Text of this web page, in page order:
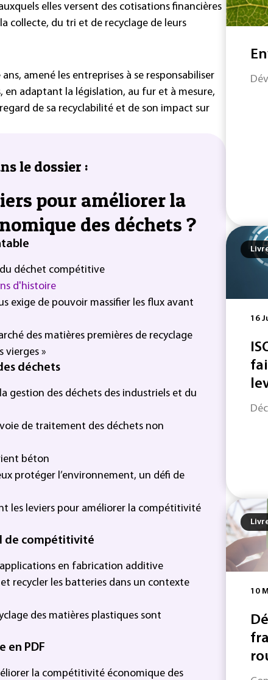
elles versent des cotisations financières
collecte, du tri et de recyclage de leurs
amené les entreprises à se responsabiliser
en adaptant la législation, au fur et à mesure,
de sa recyclabilité et de son impact sur
le dossier :
pour améliorer la
des déchets ?
du déchet compétitive
d'histoire
exige de pouvoir massifier les flux avant
des matières premières de recyclage
vierges »
déchets
gestion des déchets des industriels et du
de traitement des déchets non
béton
protéger l’environnement, un défi de
les leviers pour améliorer la compétitivité
de compétitivité
en fabrication additive
recycler les batteries dans un contexte
des matières plastiques sont
en PDF
la compétitivité économique des
16
10